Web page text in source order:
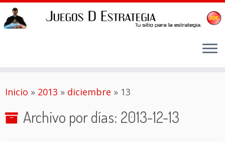
alInicio » 2013 » diciembre » 13
Archivo por días: 2013-12-13